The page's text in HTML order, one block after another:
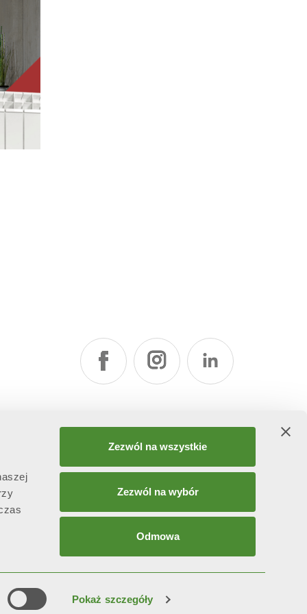
Pokaż szczegóły
Zezwól na wszystkie
Zezwól na wybór
Odmowa